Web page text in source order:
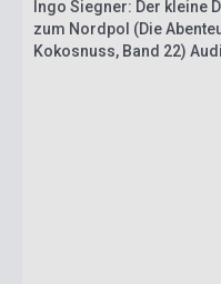
Ingo Siegner: Der kleine
zum Nordpol (Die
Kokosnuss, Band 22)